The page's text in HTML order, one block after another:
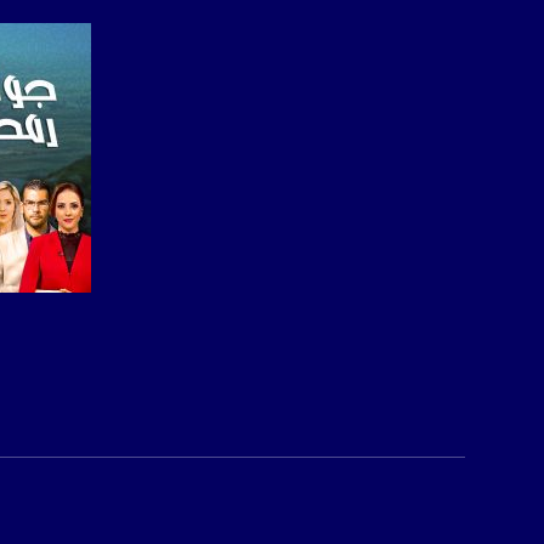
فيسبوك:
تويتر:
musawachannel
يوتيوب:
feed
بينترست:
musawachannel
#_٤٨